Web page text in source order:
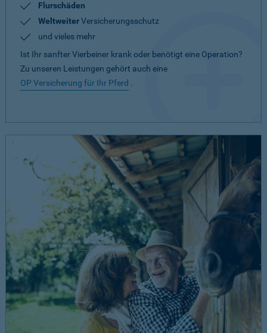
Flurschäden
WeltweiterVersicherungsschutz
und vieles mehr
Ist Ihr sanfter Vierbeiner krank oder benötigt eine Operation?
Zu unseren Leistungen gehört auch eine
OP Versicherung für Ihr Pferd .